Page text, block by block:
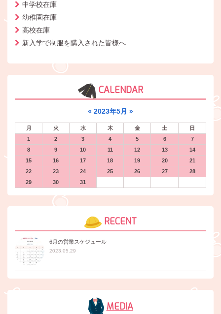
中学校在庫
幼稚園在庫
高校在庫
新入学で制服を購入された皆様へ
CALENDAR
« 2023年5月 »
月 火 水 木 金 土
日
1
2 3 4 5 6
7
8
9 10 11 12 13
14
15
16 17 18 19 20
21
22
23 24 25 26 27
28
29
30 31
RECENT
6月の営業スケジュール
2023.05.29
MEDIA